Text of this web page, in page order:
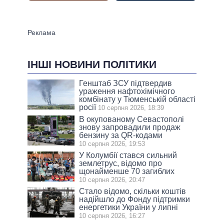
ІНШІ НОВИНИ ПОЛІТИКИ
Генштаб ЗСУ підтвердив
ураження нафтохімічного
комбінату у Тюменській області
росії 10 серпня 2026, 18:39
В окупованому Севастополі
знову запровадили продаж
бензину за QR-кодами
10 серпня 2026, 19:53
У Колумбії стався сильний
землетрус, відомо про
щонайменше 70 загиблих
10 серпня 2026, 20:47
Стало відомо, скільки коштів
надійшло до Фонду підтримки
енергетики України у липні
10 серпня 2026, 16:27